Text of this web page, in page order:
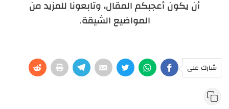
أن يكون أعجبكم المقال، وتابعونا للمزيد من
المواضيع الشيقة.
شارك على